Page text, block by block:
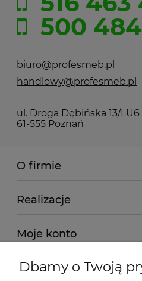
500
biuro@profesmeb.pl
handlowy@profesmeb.pl
ul. Droga Dębińska 13/LU6
61-555 Poznań
O firmie
Realizacje
Moje konto
Regulamin
Dbamy o Twoją